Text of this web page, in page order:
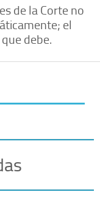
de la Corte no
el
debe.